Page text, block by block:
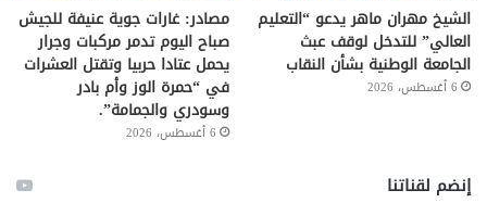
الشيخ مهران ماهر يدعو “التعليم
العالي” للتدخل لوقف عبث
الجامعة الوطنية بشأن النقاب
6 أغسطس، 2026
مصادر: غارات جوية عنيفة للجيش
صباح اليوم تدمر مركبات وجرار
يحمل عتادا حربيا وتقتل العشرات
في “حمرة الوز وأم بادر
وسودري والجمامة”.
6 أغسطس، 2026
إنضم لقناتنا